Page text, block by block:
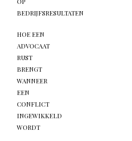
BEDRIJFSRESULTATEN
HOE EEN
ADVOCAAT
RUST
BRENGT
WANNEER
EEN
CONFLICT
INGEWIKKELD
WORDT